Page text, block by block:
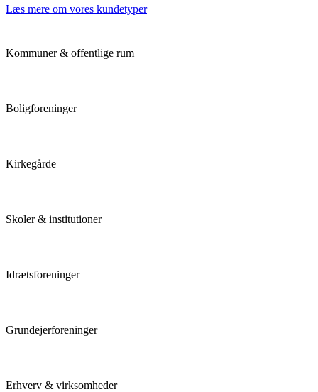
Læs mere om vores kundetyper
Kommuner & offentlige rum
Boligforeninger
Kirkegårde
Skoler & institutioner
Idrætsforeninger
Grundejerforeninger
Erhverv & virksomheder